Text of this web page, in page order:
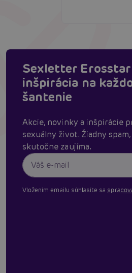
Sexletter
inšpirácia na
šantenie
Akcie, novinky a inšpirácie
sexuálny život. Žiadny
skutočne zaujíma.
Vložením emailu súhlasíte sa